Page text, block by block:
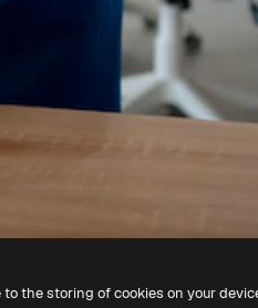
to the storing of cookies on your